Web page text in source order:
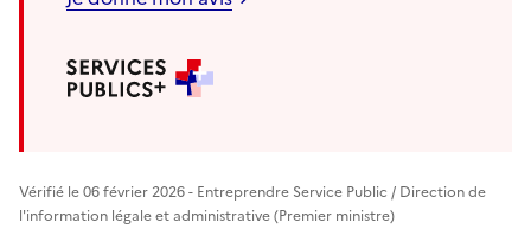
Vérifié le 06 février 2026 - Entreprendre Service Public / Direction de
l'information légale et administrative (Premier ministre)